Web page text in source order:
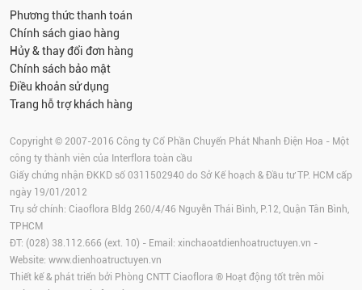
Phương thức thanh toán
Chính sách giao hàng
Hủy & thay đổi đơn hàng
Chính sách bảo mật
Điều khoản sử dụng
Trang hỗ trợ khách hàng
Copyright © 2007-2016 Công ty Cổ Phần Chuyển Phát Nhanh Điện Hoa - Một
công ty thành viên của Interflora toàn cầu
Giấy chứng nhận ĐKKD số 0311502940 do Sở Kế hoạch & Đầu tư TP. HCM cấp
ngày 19/01/2012
Trụ sở chính: Ciaoflora Bldg 260/4/46 Nguyễn Thái Bình, P.12, Quận Tân Bình,
TPHCM
ĐT: (028) 38.112.666 (ext. 10) - Email: xinchaoatdienhoatructuyen.vn -
Website: www.dienhoatructuyen.vn
Thiết kế & phát triển bởi Phòng CNTT Ciaoflora ® Hoạt động tốt trên môi